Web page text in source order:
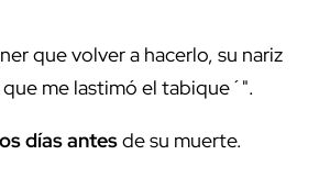
que volver a hacerlo, su nariz
me lastimó el tabique´".
días antesde su muerte.